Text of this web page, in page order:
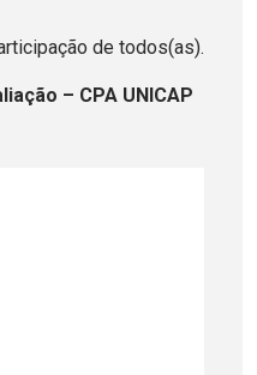
de todos(as).
– CPA UNICAP